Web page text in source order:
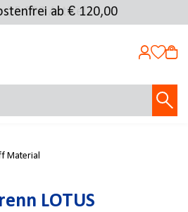
25.000 Artikel
ab € 120,00
Material
LOTUS